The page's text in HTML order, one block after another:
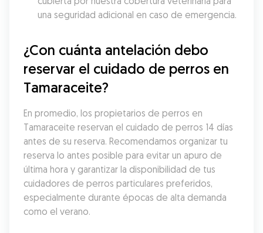
una seguridad adicional en caso de emergencia.
¿Con cuánta antelación debo
reservar el cuidado de perros en
Tamaraceite?
En promedio, los propietarios de perros en
Tamaraceite reservan el cuidado de perros 14 días
antes de su reserva. Recomendamos organizar tu
reserva lo antes posible para evitar un apuro de
última hora y garantizar la disponibilidad de tus
cuidadores de perros particulares preferidos,
especialmente durante épocas de alta demanda
como el verano.